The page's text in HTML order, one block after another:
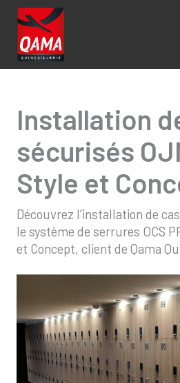
Aller
contenu
Installation
sécurisés
Style et
Découvrez l’installation de
le système de serrures OCS
et Concept, client de Qama